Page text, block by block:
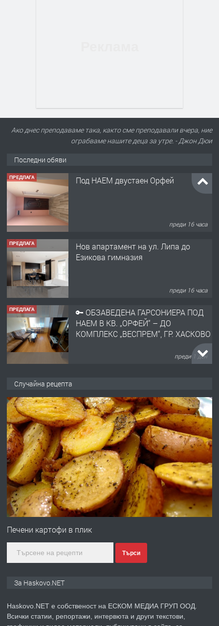
Ако днес преподаваме така, както сме преподавали вчера, ние
ограбваме нашите деца за утре. - Джон Дюи
Последни обяви
ПРЕДЛАГА
Нов апартамент на ул. Липа до
преди 16 часа
ПРЕДЛАГА
🔑 ОБЗАВЕДЕНА ГАРСОНИЕРА ПОД
НАЕМ В КВ. „ОРФЕЙ“ – ДО
преди 1 ден
ПРЕДЛАГА
НАПЪЛНО ОБЗАВЕДЕН И
ОБОРУДВАН ТРИСТАЕН
АПАРТАМЕНТ В ЦЕНТЪРА НА ГР.
преди 2 дни
преди 2 дни
ПРЕДЛАГА
№4120 Магазин/Офис под наем в кв.
Любен Каравелов, Хасково-близо до
градската градина!
преди 2 дни
ПРЕДЛАГА
ПРОСТОРЕН ТРИСТАЕН
КУБА
преди 3 дни
Случайна рецепта
Печени картофи в плик
Търси
За Haskovo.NET
Haskovo.NET е собственост на ЕСКОМ МЕДИА ГРУП ООД.
Всички статии, репортажи, интервюта и други текстови,